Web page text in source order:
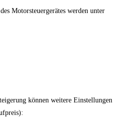
Motorsteuergerätes werden unter
können weitere Einstellungen